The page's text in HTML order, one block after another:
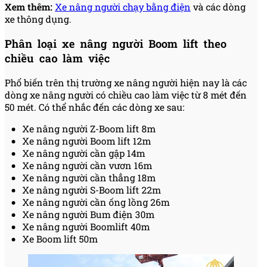
Xem thêm: Xe nâng người chạy bằng điện và các dòng
xe thông dụng.
Phân loại xe nâng người Boom lift theo
chiều cao làm việc
Phổ biến trên thị trường xe nâng người hiện nay là các
dòng xe nâng người có chiều cao làm việc từ 8 mét đến
50 mét. Có thể nhắc đến các dòng xe sau:
Xe nâng người Z-Boom lift 8m
Xe nâng người Boom lift 12m
Xe nâng người cần gập 14m
Xe nâng người cần vươn 16m
Xe nâng người cần thẳng 18m
Xe nâng người S-Boom lift 22m
Xe nâng người cần ống lồng 26m
Xe nâng người Bum điện 30m
Xe nâng người Boomlift 40m
Xe Boom lift 50m